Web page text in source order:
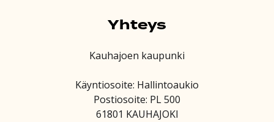
Yhteys
Kauhajoen kaupunki
Käyntiosoite: Hallintoaukio
Postiosoite: PL 500
61801 KAUHAJOKI